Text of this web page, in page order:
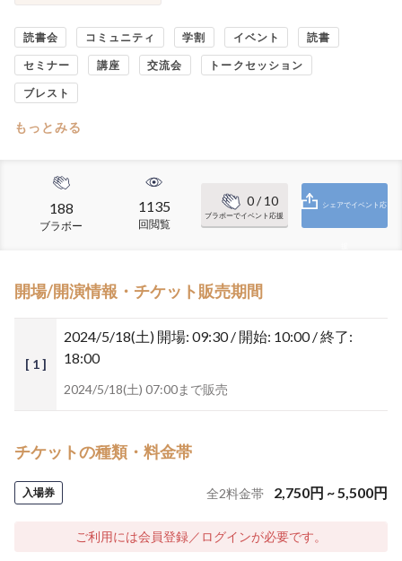
読書会 コミュニティ 学割 イベント 読書
セミナー 講座 交流会 トークセッション
ブレスト
もっとみる
188
ブラボー
1135
回閲覧
0/ 10
ブラボーでイベント応援
シェアでイベント応
開場/開演情報・チケット販売期間
[ 1 ]
2024/5/18(土) 開場: 09:30 / 開始: 10:00 / 終了:
18:00
2024/5/18(土) 07:00まで販売
チケットの種類・料金帯
入場券 全2料金帯 2,750円 ~5,500円
ご利用には会員登録／ログインが必要です。